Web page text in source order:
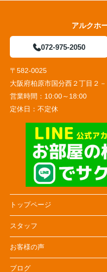
アルクホ
072-975-2050
〒582-0025
大阪府柏原市国分西２丁目２
営業時間： 10:00～18:00
定休日： 不定休
トップページ
スタッフ
お客様の声
ブログ